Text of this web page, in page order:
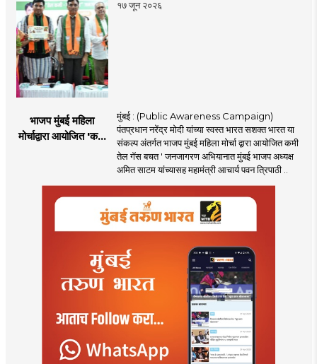
१७ जून २०२६
भाजप मुंबई महिला
मोर्चाद्वारा आयोजित 'कमी
मुंबई : (Public Awareness Campaign)
पंतप्रधान नरेंद्र मोदी यांच्या स्वस्त भारत सशक्त भारत या
संकल्प अंतर्गत भाजप मुंबई महिला मोर्चा द्वारा आयोजित कमी
तेल गॅस बचत ' जनजागरण अभियानात मुंबई भाजप अध्यक्ष
अमित साटम यांच्यासह महामंत्री आचार्य पवन त्रिपाठी ..